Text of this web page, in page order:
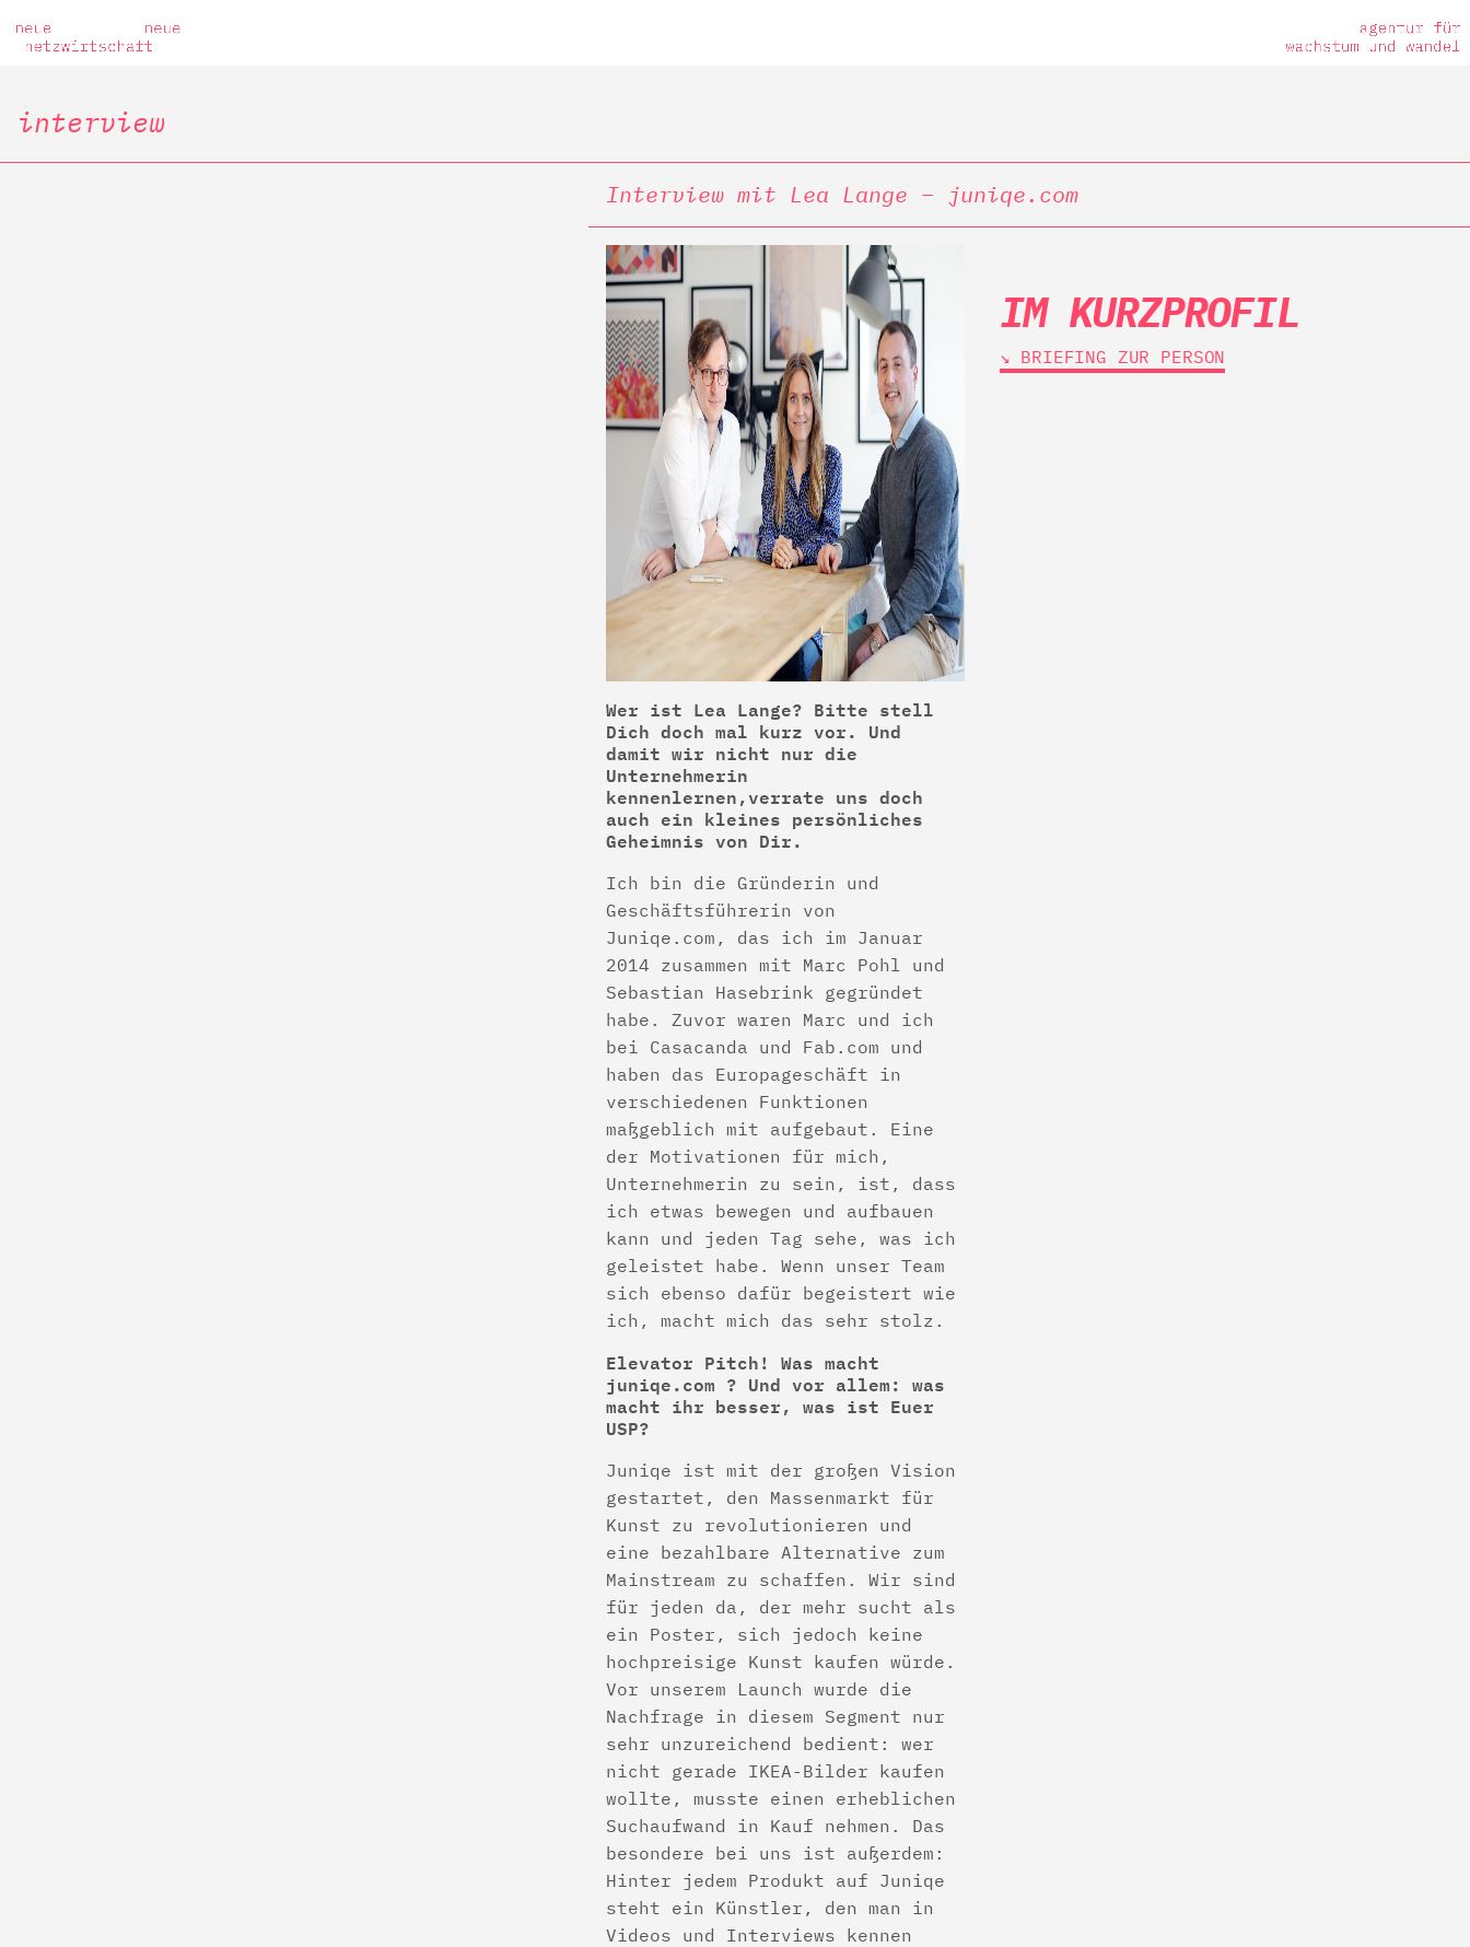
interview
Interview mit Lea Lange – juniqe.com
Wer ist Lea Lange? Bitte stell
Dich doch mal kurz vor. Und
damit wir nicht nur die
Unternehmerin
kennenlernen,verrate uns doch
auch ein kleines persönliches
Geheimnis von Dir.
Ich bin die Gründerin und
Geschäftsführerin von
Juniqe.com, das ich im Januar
2014 zusammen mit Marc Pohl und
Sebastian Hasebrink gegründet
habe. Zuvor waren Marc und ich
bei Casacanda und Fab.com und
haben das Europageschäft in
verschiedenen Funktionen
maßgeblich mit aufgebaut. Eine
der Motivationen für mich,
Unternehmerin zu sein, ist, dass
ich etwas bewegen und aufbauen
kann und jeden Tag sehe, was ich
geleistet habe. Wenn unser Team
sich ebenso dafür begeistert wie
ich, macht mich das sehr stolz.
Elevator Pitch! Was macht
juniqe.com ? Und vor allem: was
macht ihr besser, was ist Euer
USP?
Juniqe ist mit der großen Vision
gestartet, den Massenmarkt für
Kunst zu revolutionieren und
eine bezahlbare Alternative zum
Mainstream zu schaffen. Wir sind
für jeden da, der mehr sucht als
ein Poster, sich jedoch keine
hochpreisige Kunst kaufen würde.
Vor unserem Launch wurde die
Nachfrage in diesem Segment nur
sehr unzureichend bedient: wer
nicht gerade IKEA-­Bilder kaufen
wollte, musste einen erheblichen
Suchaufwand in Kauf nehmen. Das
besondere bei uns ist außerdem:
Hinter jedem Produkt auf Juniqe
steht ein Künstler, den man in
Videos und Interviews kennen
IM KURZPROFIL
↘︎ BRIEFING ZUR PERSON